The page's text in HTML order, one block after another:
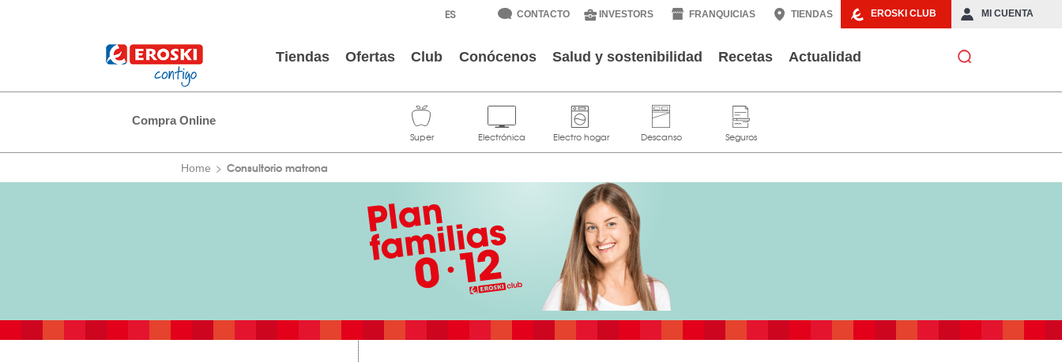
EROSKI CLUB MI CUENTA
CONTACTO INVESTORS FRANQUICIAS TIENDAS
Tiendas Ofertas Club Conócenos Salud y sostenibilidad Recetas Actualidad
Compra Online
Home Consultorio matrona